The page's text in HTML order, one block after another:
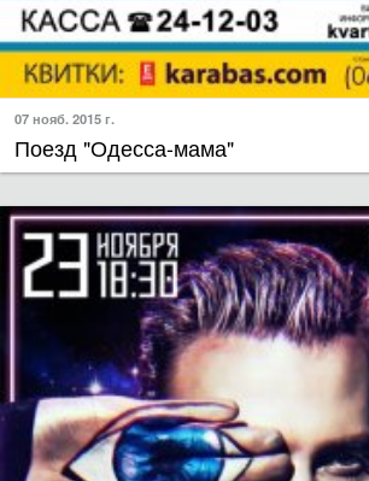
07 нояб. 2015 г.
Поезд "Одесса-мама"